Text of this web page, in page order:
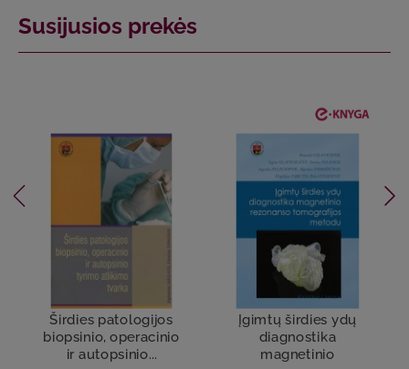
Susijusios prekės
Širdies patologijos
biopsinio, operacinio
ir autopsinio...
Įgimtų širdies ydų
diagnostika
magnetinio